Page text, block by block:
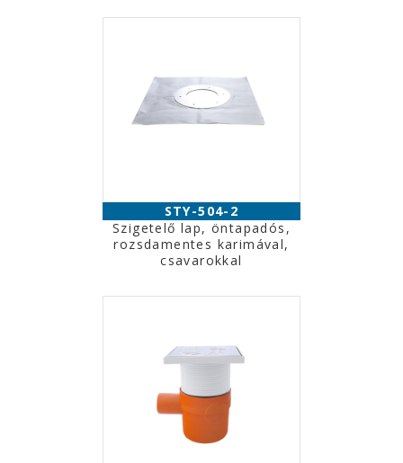
STY-504-2
Szigetelő lap, öntapadós,
rozsdamentes karimával,
csavarokkal